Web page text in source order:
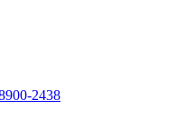
2438